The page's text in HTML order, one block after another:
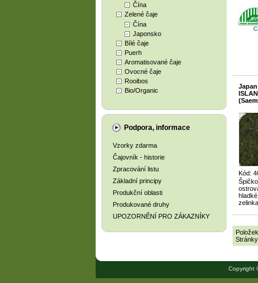
Čína
Zelené čaje
Čína
Japonsko
Bílé čaje
Puerh
Aromatisované čaje
Ovocné čaje
Rooibos
Bio/Organic
Podpora, informace
Vzorky zdarma
Čajovník - historie
Zpracování listu
Základní principy
Produkční oblasti
Produkované druhy
UPOZORNĚNÍ PRO ZÁKAZNÍKY
Kód:
Copyright